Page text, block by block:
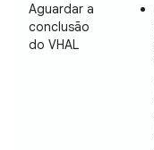
Aguardar a
conclusão
do VHAL